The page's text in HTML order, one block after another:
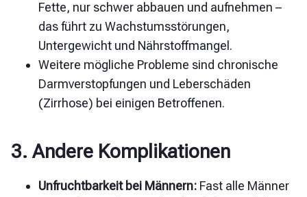
Fette, nur schwer abbauen und aufnehmen –
das führt zu Wachstumsstörungen,
Untergewicht und Nährstoffmangel.
Weitere mögliche Probleme sind chronische
Darmverstopfungen und Leberschäden
(Zirrhose) bei einigen Betroffenen.
3. Andere Komplikationen
Unfruchtbarkeit bei Männern: Fast alle Männer